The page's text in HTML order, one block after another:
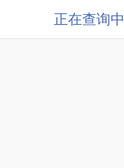
正在查询中